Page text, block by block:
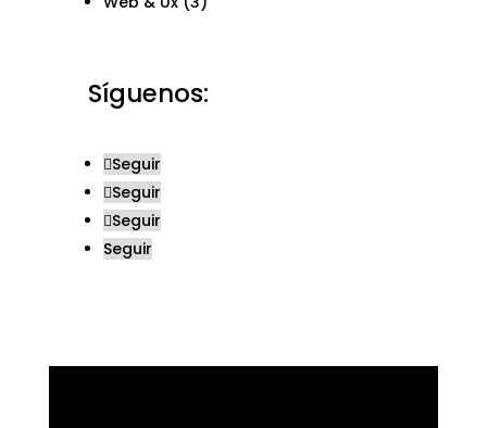
Síguenos:
Seguir
Seguir
Seguir
Seguir